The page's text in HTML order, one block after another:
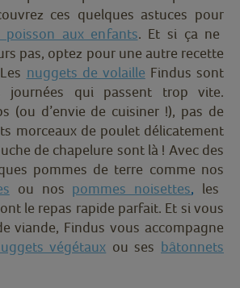
ces quelques astuces pour
aux enfants. Et si ça ne
pas, optez pour une autre recette
nuggets de volaille Findus sont
journées qui passent trop vite.
(ou d’envie de cuisiner !), pas de
morceaux de poulet délicatement
de chapelure sont là ! Avec des
pommes de terre comme nos
ou nos pommes noisettes, les
le repas rapide parfait. Et si vous
viande, Findus vous accompagne
végétaux ou ses bâtonnets